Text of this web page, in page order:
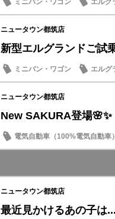
ミニバン・ワゴン エルグ
豆知識
ニュータウン都筑店
新型エルグランドご試
ミニバン・ワゴン エルグ
話題の情報
ニュータウン都筑店
New SAKURA登場🌸✨
電気自動車（100%電気自動車）
話題の情報
ニュータウン都筑店
最近見かけるあの子は